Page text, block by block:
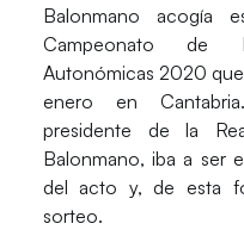
Balonmano acogía
Campeonato de
Autonómicas 2020
enero en
presidente de la
Balonmano, iba a ser
del acto y, de esta
sorteo.